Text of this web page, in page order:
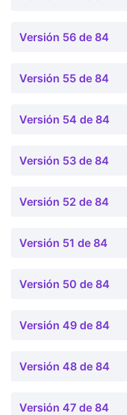
Versión 56 de 84
Versión 55 de 84
Versión 54 de 84
Versión 53 de 84
Versión 52 de 84
Versión 51 de 84
Versión 50 de 84
Versión 49 de 84
Versión 48 de 84
Versión 47 de 84